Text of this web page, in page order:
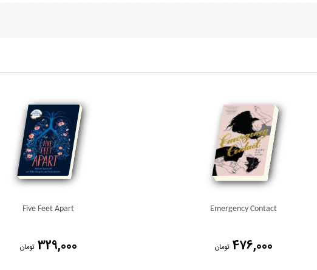
Emergency Contact
476,000 تومان
Five Feet Apart
329,000 تومان